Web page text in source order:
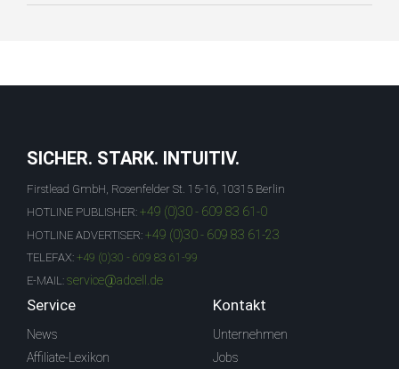
SICHER. STARK. INTUITIV.
Firstlead GmbH, Rosenfelder St. 15-16, 10315 Berlin
HOTLINE PUBLISHER: +49 (0)30 - 609 83 61-0
HOTLINE ADVERTISER: +49 (0)30 - 609 83 61-23
TELEFAX: +49 (0)30 - 609 83 61-99
E-MAIL: service@adcell.de
Service
News
Affiliate-Lexikon
Kontakt
Unternehmen
Jobs